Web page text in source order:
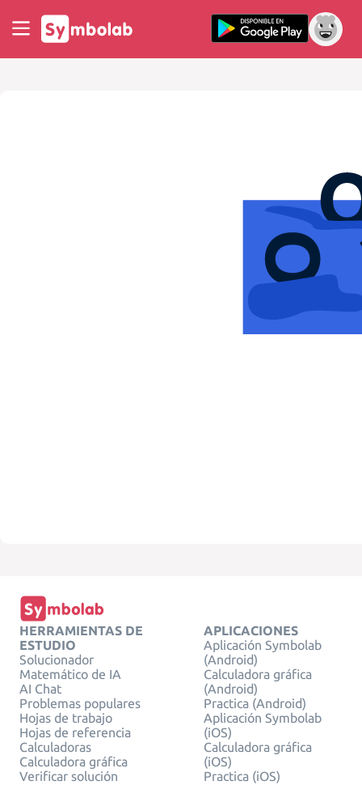
HERRAMIENTAS DE
ESTUDIO
Solucionador
Matemático de IA
AI Chat
Problemas populares
Hojas de trabajo
Hojas de referencia
Calculadoras
Calculadora gráfica
Verificar solución
APLICACIONES
Aplicación Symbolab
(Android)
Calculadora gráfica
(Android)
Practica (Android)
Aplicación Symbolab
(iOS)
Calculadora gráfica
(iOS)
Practica (iOS)